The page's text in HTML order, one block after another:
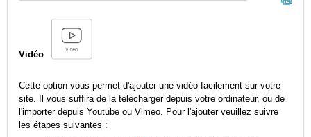
Vidéo
Cette option vous permet d'ajouter une vidéo facilement sur votre
site. Il vous suffira de la télécharger depuis votre ordinateur, ou de
l'importer depuis Youtube ou Vimeo. Pour l'ajouter veuillez suivre
les étapes suivantes :